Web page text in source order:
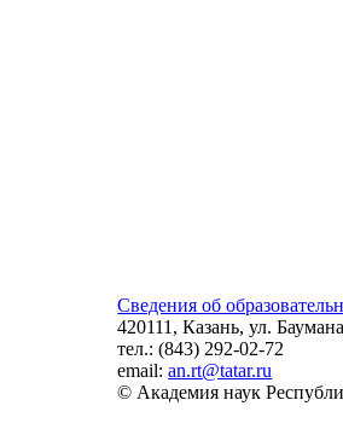
Сведения об
420111, Казань, ул.
тел.: (843) 292-02-72
email:an.rt@tatar.ru
© Академия наук